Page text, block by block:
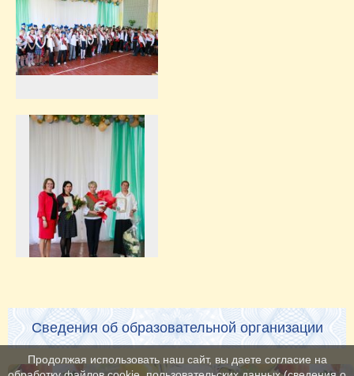
Сведения об образовательной организации
Продолжая использовать наш сайт, вы даете согласие на